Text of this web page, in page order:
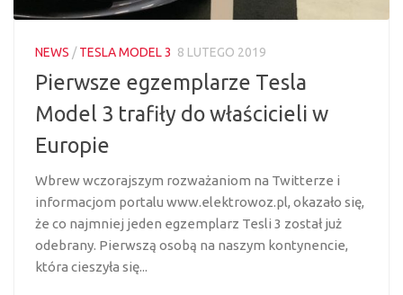
NEWS /TESLA MODEL 3 8 LUTEGO 2019
Pierwsze egzemplarze Tesla
Model 3 trafiły do właścicieli w
Europie
Wbrew wczorajszym rozważaniom na Twitterze i
informacjom portalu www.elektrowoz.pl, okazało się,
że co najmniej jeden egzemplarz Tesli 3 został już
odebrany. Pierwszą osobą na naszym kontynencie,
która cieszyła się...